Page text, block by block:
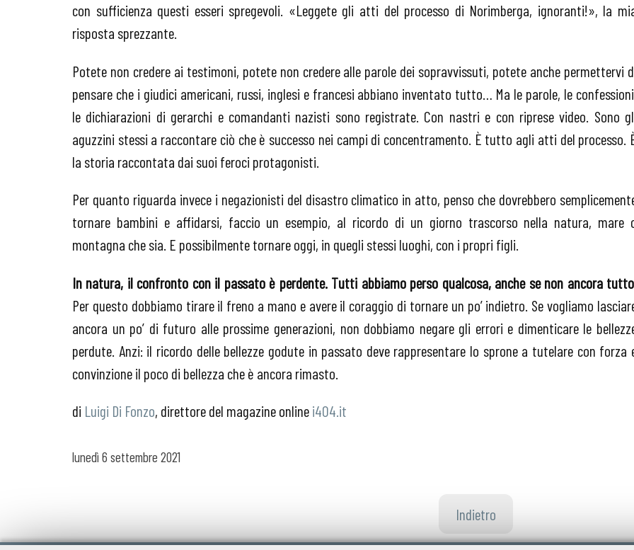
con sufficienza questi esseri spregevoli. «Leggete gli atti del processo di Norimberga, ignoranti!», la
risposta sprezzante.
Potete non credere ai testimoni, potete non credere alle parole dei sopravvissuti, potete anche permettervi
pensare che i giudici americani, russi, inglesi e francesi abbiano inventato tutto… Ma le parole, le
le dichiarazioni di gerarchi e comandanti nazisti sono registrate. Con nastri e con riprese video. Sono
aguzzini stessi a raccontare ciò che è successo nei campi di concentramento. È tutto agli atti del processo.
la storia raccontata dai suoi feroci protagonisti.
Per quanto riguarda invece i negazionisti del disastro climatico in atto, penso che dovrebbero
tornare bambini e affidarsi, faccio un esempio, al ricordo di un giorno trascorso nella natura, mare
montagna che sia. E possibilmente tornare oggi, in quegli stessi luoghi, con i propri figli.
In natura, il confronto con il passato è perdente. Tutti abbiamo perso qualcosa, anche se non ancora tutto
Per questo dobbiamo tirare il freno a mano e avere il coraggio di tornare un po’ indietro. Se vogliamo
ancora un po’ di futuro alle prossime generazioni, non dobbiamo negare gli errori e dimenticare le
perdute. Anzi: il ricordo delle bellezze godute in passato deve rappresentare lo sprone a tutelare con forza
convinzione il poco di bellezza che è ancora rimasto.
di Luigi Di Fonzo, direttore del magazine onlinei404.it
lunedì 6 settembre 2021
Indietro